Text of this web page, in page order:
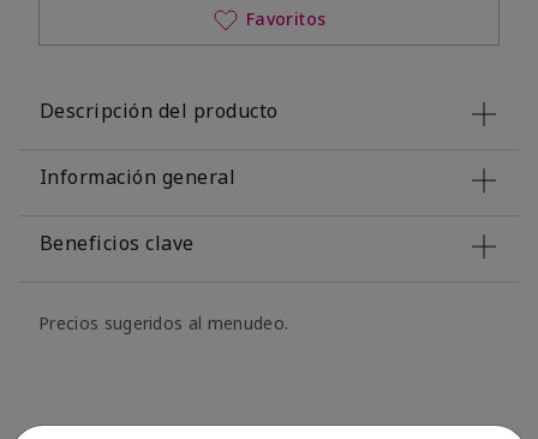
Favoritos
Descripción del producto
Información general
Beneficios clave
Precios sugeridos al menudeo.